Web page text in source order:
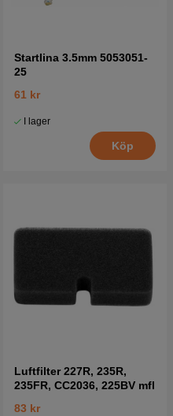
Startlina 3.5mm 5053051-
25
61 kr
I lager
Köp
Luftfilter 227R, 235R,
235FR, CC2036, 225BV mfl
83 kr